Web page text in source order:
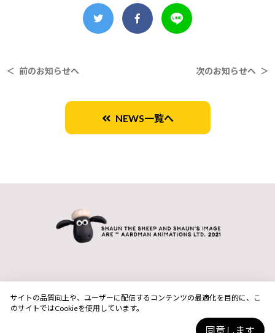
＜ 前のお知らせへ 次のお知らせへ ＞
NEWS一覧へ
サイトの品質向上や、ユーザーに配信するコンテンツの最適化を目的に、こ
のサイトではCookieを使用しています。
同意します